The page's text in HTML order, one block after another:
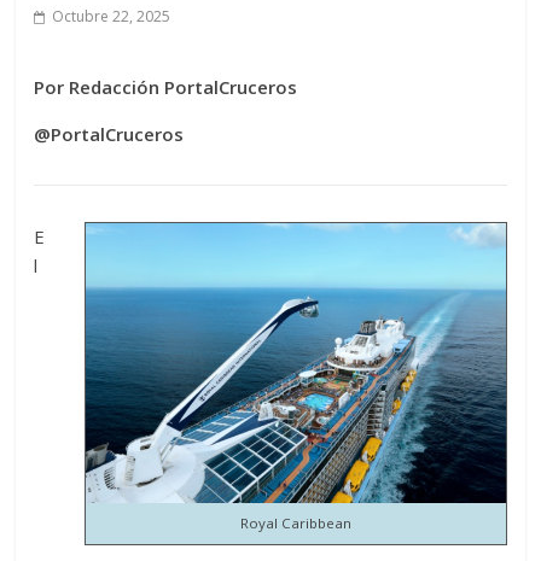
Octubre 22, 2025
Por Redacción PortalCruceros
@PortalCruceros
Royal Caribbean
E
l